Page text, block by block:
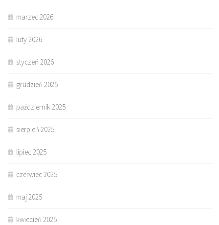
marzec 2026
luty 2026
styczeń 2026
grudzień 2025
październik 2025
sierpień 2025
lipiec 2025
czerwiec 2025
maj 2025
kwiecień 2025